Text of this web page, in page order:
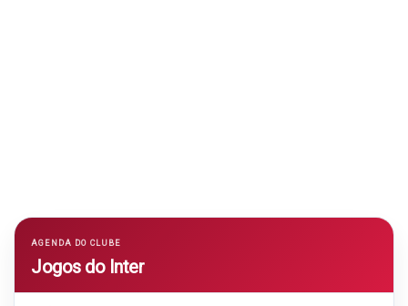
AGENDA DO CLUBE
Jogos do Inter